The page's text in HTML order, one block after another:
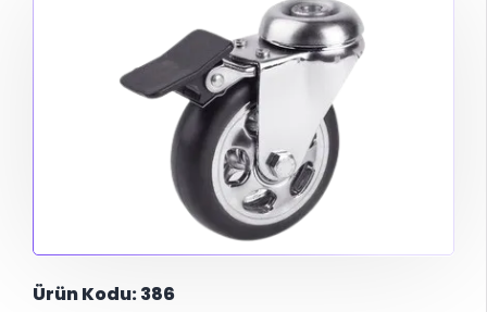
Ürün Kodu: 386